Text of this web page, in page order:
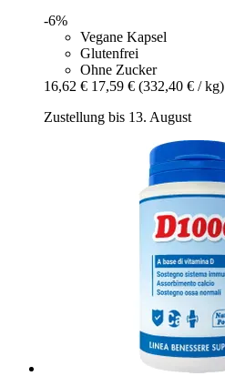
-6%
Vegane Kapsel
Glutenfrei
Ohne Zucker
16,62 € 17,59 € (332,40 € / kg)
Zustellung bis 13. August